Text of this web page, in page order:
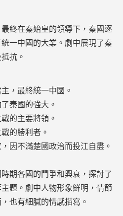
終在秦始皇的領導下，秦國逐
一中國的大業。劇中展現了秦
抗。
主，最終統一中國。
秦國的強大。
的主要將領。
的勝利者。
因不滿楚國政治而投江自盡。
期各國的鬥爭和興衰，探討了
題。劇中人物形象鮮明，情節
也有細膩的情感描寫。